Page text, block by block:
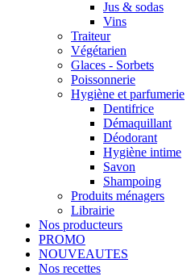
Jus & sodas
Vins
Traiteur
Végétarien
Glaces - Sorbets
Poissonnerie
Hygiène et parfumerie
Dentifrice
Démaquillant
Déodorant
Hygiène intime
Savon
Shampoing
Produits ménagers
Librairie
Nos producteurs
PROMO
NOUVEAUTES
Nos recettes